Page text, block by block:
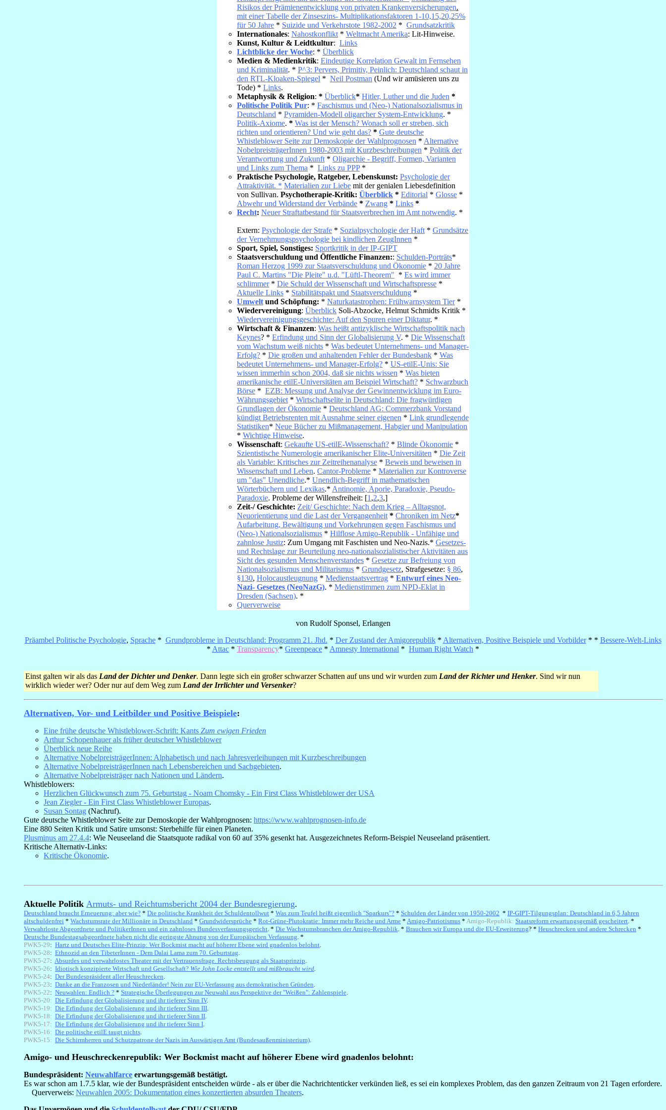
Risikos der Prämienentwicklung von privaten Krankenversicherungen.
mit einer Tabelle der Zinseszins- Multiplikationsfaktoren 1-10,15,20,25%
für 50 Jahre * Suizide und Verkehrstote 1982-2002 * Grundsatzkritik
Internationales: Nahostkonflikt * Weltmacht Amerika: Lit-Hinweise.
Kunst, Kultur & Leidtkultur: Links
Lichtblicke der Woche: * Überblick
Medien & Medienkritik: Eindeutige Korrelation Gewalt im Fernsehen
und Kriminalität. * P^3: Pervers, Primitiv, Peinlich: Deutschland schaut in
den RTL-Kloaken-Spiegel * Neil Postman (Und wir amüsieren uns zu
Tode) * Links.
Metaphysik & Religion: * Überblick* Hitler, Luther und die Juden *
Politische Politik Pur: * Faschismus und (Neo-) Nationalsozialismus in
Deutschland * Pyramiden-Modell oligarcher System-Entwicklung. *
Politik-Axiome. * Was ist der Mensch? Wonach soll er streben, sich
richten und orientieren? Und wie geht das? * Gute deutsche
Whistleblower Seite zur Demoskopie der Wahlprognosen * Alternative
NobelpreisträgerInnen 1980-2003 mit Kurzbeschreibungen * Politik der
Verantwortung und Zukunft * Oligarchie - Begriff, Formen, Varianten
und Links zum Thema * Links zu PPP*
Praktische Psychologie, Ratgeber, Lebenskunst: Psychologie der
Attraktivität. * Materialien zur Liebe mit der genialen Liebesdefinition
von Sullivan. Psychotherapie-Kritik: Überblick * Editorial * Glosse *
Abwehr und Widerstand der Verbände * Zwang * Links *
Recht: Neuer Straftatbestand für Staatsverbrechen im Amt notwendig. *
Extern: Psychologie der Strafe * Sozialpsychologie der Haft * Grundsätze
der Vernehmungspsychologie bei kindlichen ZeugInnen *
Sport, Spiel, Sonstiges: Sportkritik in der IP-GIPT
Staatsverschuldung und Öffentliche Finanzen:: Schulden-Porträts*
Roman Herzog 1999 zur Staatsverschuldung und Ökonomie * 20 Jahre
Paul C. Martins "Die Pleite" u.d. "Lüftl-Theorem" * Es wird immer
schlimmer* Die Schuld der Wissenschaft und Wirtschaftspresse *
Aktuelle Links * Stabilitätspakt und Staatsverschuldung *
Umwelt und Schöpfung: * Naturkatastrophen: Frühwarnsystem Tier*
Wiedervereinigung: Überblick Soli-Abzocke, Helmut Schmidts Kritik *
Wiedervereinigungsgeschichte: Auf den Spuren einer Diktatur. *
Wirtschaft & Finanzen: Was heißt antizyklische Wirtschaftspolitik nach
Keynes? * Erfindung und Sinn der Globalisierung V. * Die Wissenschaft
vom Wachstum weiß nichts * Was bedeutet Unternehmens- und Manager-
Erfolg? * Die großen und anhaltenden Fehler der Bundesbank * Was
bedeutet Unternehmens- und Manager-Erfolg? * US-etilE-Unis: Sie
wissen immerhin schon 2004, daß sie nichts wissen * Was bieten
amerikanische etilE-Universitäten am Beispiel Wirtschaft? * Schwarzbuch
Börse * EZB: Messung und Analyse der Gewinnentwicklung im Euro-
Währungsgebiet * Wirtschaftselite in Deutschland: Die fragwürdigen
Grundlagen der Ökonomie * Deutschland AG: Commerzbank Vorstand
kündigt Betriebsrenten mit Ausnahme seiner eigenen * Link grundlegende
Statistiken* Neue Bücher zu Mißmanagement, Habgier und Manipulation
* Wichtige Hinweise.
Wissenschaft: Gekaufte US-etilE-Wissenschaft? * Blinde Ökonomie *
Szientistische Numerologie amerikanischer Elite-Universitäten * Die Zeit
als Variable: Kritisches zur Zeitreihenanalyse * Beweis und beweisen in
Wissenschaft und Leben. Cantor-Probleme * Materialien zur Kontroverse
um "das" Unendliche.* Unendlich-Begriff in mathematischen
Wörterbüchern und Lexikas.* Antinomie, Aporie, Paradoxie, Pseudo-
Paradoxie. Probleme der Willensfreiheit: [1 ,2,3,]
Zeit-/ Geschichte: Zeit/ Geschichte: Nach dem Krieg – Alltagsnot,
Neuorientierung und die Last der Vergangenheit * Chroniken im Netz*
Aufarbeitung, Bewältigung und Vorkehrungen gegen Faschismus und
(Neo-) Nationalsozialismus * Hilflose Amigo-Republik - Unfähige und
zahnlose Justiz: Zum Umgang mit Faschisten und Neo-Nazis.* Gesetzes-
und Rechtslage zur Beurteilung neo-nationalsozialistischer Aktivitäten aus
Sicht des gesunden Menschenverstandes * Gesetze zur Befreiung von
Nationalsozialismus und Militarismus * Grundgesetz, Strafgesetze: § 86,
§130, Holocaustleugnung * Medienstaatsvertrag * Entwurf eines Neo-
Nazi- Gesetzes (NeoNazG). * Medienstimmen zum NPD-Eklat in
Dresden (Sachsen). *
Querverweise
von Rudolf Sponsel, Erlangen
Präambel Politische Psychologie, Sprache* Grundprobleme in Deutschland: Programm 21. Jhd. * Der Zustand der Amigorepublik* Alternativen, Positive Beispiele und Vorbilder* * Bessere-Welt-Links
* Attac * Transparency* Greenpeace * Amnesty International * Human Right Watch *
Einst galten wir als das Land der Dichter und Denker. Dann legte sich ein großer schwarzer Schatten auf uns und wir wurden zum Land der Richter und Henker. Sind wir nun
wirklich wieder wer? Oder nur auf dem Weg zum Land der Irrlichter und Versenker?
Alternativen, Vor- und Leitbilder und Positive Beispiele:
Eine frühe deutsche Whistleblower-Schrift: Kants Zum ewigen Frieden
Arthur Schopenhauer als früher deutscher Whistleblower
Überblick neue Reihe
Alternative NobelpreisträgerInnen: Alphabetisch und nach Jahresverleihungen mit Kurzbeschreibungen
Alternative NobelpreisträgerInnen nach Lebensbereichen und Sachgebieten.
Alternative Nobelpreisträger nach Nationen und Ländern.
Whistleblowers:
Herzlichen Glückwunsch zum 75. Geburtstag - Noam Chomsky - Ein First Class Whistleblower der USA
Jean Ziegler - Ein First Class Whistleblower Europas.
Susan Sontag (Nachruf).
Gute deutsche Whistleblower Seite zur Demoskopie der Wahlprognosen: https://www.wahlprognosen-info.de
Eine 880 Seiten Kritik und Satire umsonst: Sterbehilfe für einen Planeten.
Plusminus am 27.4.4: Wie Neuseeland die Staatsquote radikal von 60 auf 35% gesenkt hat. Ausgezeichnetes Reform-Beispiel Neuseeland präsentiert.
Kritische Alternativ-Links:
Kritische Ökonomie.
Aktuelle Politik Armuts- und Reichtumsbericht 2004 der Bundesregierung.
Deutschland braucht Erneuerung: aber wie? * Die politische Krankheit der Schuldentollwut * Was zum Teufel heißt eigentlich "Sparkurs"? * Schulden der Länder von 1950-2002 * IP-GIPT-Tilgungsplan: Deutschland in 6,5 Jahren
altschuldenfrei * Wachstumsrate der Millionäre in Deutschland * Grundwidersprüche * Rot-Grüne-Plutokratie: Immer mehr Reiche und Arme * Amigo-Patriotismus * Amigo-Republik: Staatsreform erwartungsgemäß gescheitert. *
Verwahrloste Abgeordnete und PolitikerInnen und ein zahnloses Bundesverfassungsgericht. * Die Wachstumsbranchen der Amigo-Republik. * Brauchen wir Europa und die EU-Erweiterung? * Heuschrecken und andere Schrecken *
Deutsche Bundestagsabgeordnete haben nicht die geringste Ahnung von der Europäischen Verfassung. *
PWK5-29: Hartz und Deutsches Elite-Prinzip: Wer Bockmist macht auf höherer Ebene wird gnadenlos belohnt.
PWK5-28: Ethnozid an den TibeterInnen - Dem Dalai Lama zum 70. Geburtstag.
PWK5-27: Absurdes und verwahrlostes Theater mit der Vertrauensfrage. Rechtsbeugung als Staatsprinzip.
PWK5-26: Idiotisch konzipierte Wirtschaft und Gesellschaft? Wie John Locke entstellt und mißbraucht wird.
PWK5-24: Der Bundespräsident aller Heuschrecken.
PWK5-23: Danke an die Franzosen und Niederländer! Nein zur EU-Verfassung aus demokratischen Gründen.
PWK5-22: Neuwahlen: Endlich ? * Strategische Überlegungen zur Neuwahl aus Perspektive der "Weißen": Zahlenspiele.
PWK5-20: Die Erfindung der Globalisierung und ihr tieferer Sinn IV.
PWK5-19: Die Erfindung der Globalisierung und ihr tieferer Sinn III.
PWK5-18: Die Erfindung der Globalisierung und ihr tieferer Sinn II.
PWK5-17: Die Erfindung der Globalisierung und ihr tieferer Sinn I.
PWK5-16: Die politische etilE taugt nichts.
PWK5-15: Die Schirmherren und Schutzpatrone der Nazis im Auswärtigen Amt (Bundesaußenministerium).
Amigo- und Heuschreckenrepublik: Wer Bockmist macht auf höherer Ebene wird gnadenlos belohnt:
Bundespräsident: Neuwahlfarce erwartungsgemäß bestätigt.
Es war schon am 1.7.5 klar, wie der Bundespräsident entscheiden würde - als er über die Nachrichtenticker verkünden ließ, es sei ein komplexes Problem, das den ganzen Zeitraum von 21 Tagen erfordere.
Querverweis: Neuwahlen 2005: Dokumentation eines konzertierten absurden Theaters.